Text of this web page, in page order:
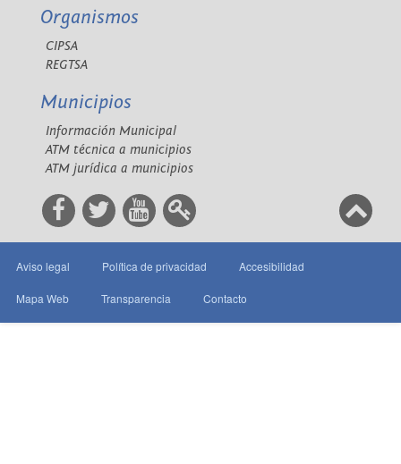
Organismos
CIPSA
REGTSA
Municipios
Información Municipal
ATM técnica a municipios
ATM jurídica a municipios
Aviso legal Política de privacidad Accesibilidad
Mapa Web Transparencia Contacto